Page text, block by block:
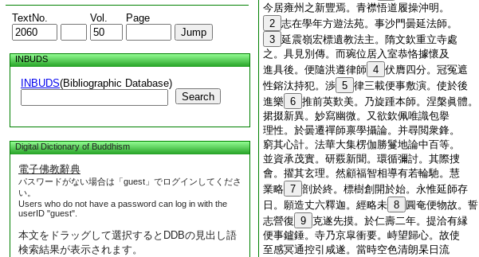
TextNo. Vol. Page
INBUDS
INBUDS(Bibliographic Database)
Search
Digital Dictionary of Buddhism
電子佛教辭典
パスワードがない場合は「guest」でログインしてくださ
い。
Users who do not have a password can log in with the
userID "guest".
本文をドラッグして選択するとDDBの見出し語
検索結果が表示されます。
今居雍州之新豐焉。青襟悟道履操沖明。
2 志在學年方遊法苑。事沙門曇延法師。
3 延震嶺宏標遺教法主。隋文欽重立寺處
之。具見別傳。而琬位居入室恭恪據懷及
進具後。便隨洪遵律師 4 伏膺四分。冠冤遮
性鎔汰持犯。渉 5 律三載便事敷演。使於後
進樂 6 推前英歎美。乃旋踵本師。涅槃眞體。
捃掇新異。妙寫幽微。又欲欽佩唯識包擧
理性。於曇遷禪師禀學攝論。并尋閲衆鋒。
窮其心計。法華大集楞伽勝鬘地論中百等。
並資承茂實。研覈新聞。環循彌討。其際捜
會。擢其玄理。然顧福智相導有若輪馳。慧
業略 7 剖於終。標樹創開於始。永惟延師存
日。願造丈六釋迦。經略未 8
圓奄便物故。誓
志營復 9 克遂先摸。於仁壽二年。提洽有縁
便事鑪錘。寺乃京皐衝要。峙望歸心。故使
至感冥通控引咸遂。當時空色清朗杲日流